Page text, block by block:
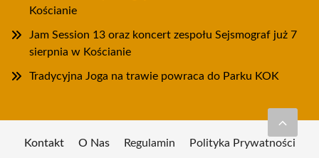
Kościanie
Jam Session 13 oraz koncert zespołu Sejsmograf już 7
sierpnia w Kościanie
Tradycyjna Joga na trawie powraca do Parku KOK
Kontakt O Nas Regulamin Polityka Prywatności